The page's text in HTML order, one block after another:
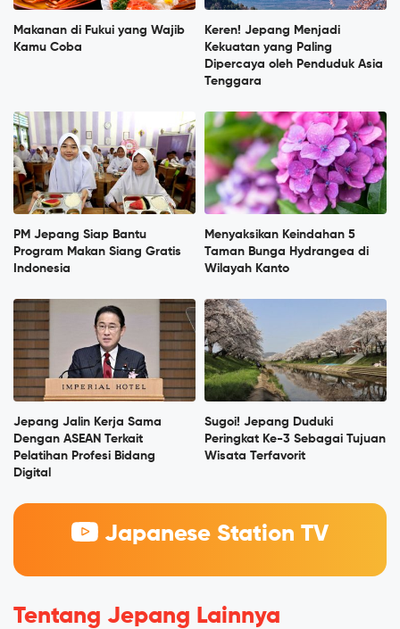
Makanan di Fukui yang Wajib
Kamu Coba
Keren! Jepang Menjadi
Kekuatan yang Paling
Dipercaya oleh Penduduk Asia
Tenggara
PM Jepang Siap Bantu
Program Makan Siang Gratis
Indonesia
Menyaksikan Keindahan 5
Taman Bunga Hydrangea di
Wilayah Kanto
Jepang Jalin Kerja Sama
Dengan ASEAN Terkait
Pelatihan Profesi Bidang
Digital
Sugoi! Jepang Duduki
Peringkat Ke-3 Sebagai Tujuan
Wisata Terfavorit
Japanese Station TV
Tentang Jepang Lainnya